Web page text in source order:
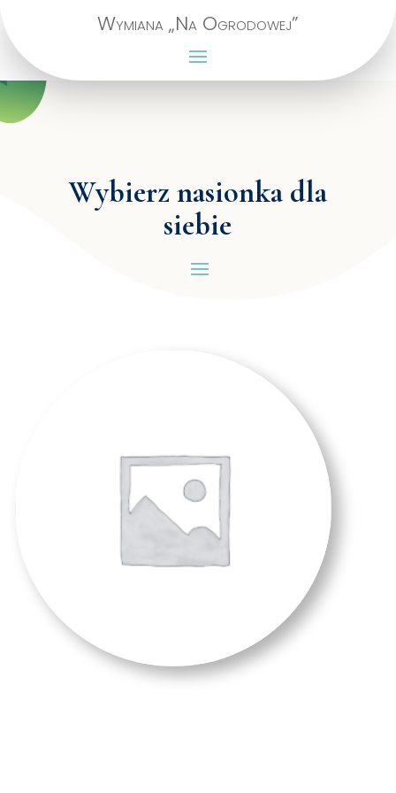
Wymiana „Na Ogrodowej”
Wybierz nasionka dla
siebie